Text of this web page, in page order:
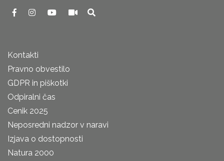
Kontakti
Pravno obvestilo
GDPR in piškotki
Odpiralni čas
Cenik 2025
Neposredni nadzor v naravi
Izjava o dostopnosti
Natura 2000